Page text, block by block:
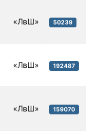
«ЛвШ» 50239
«ЛвШ» 192487
«ЛвШ» 159070